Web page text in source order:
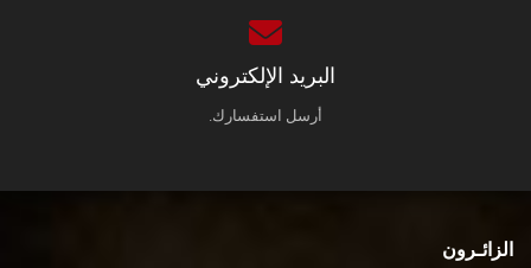
البريد الإلكتروني
أرسل استفسارك.
الزائـرون